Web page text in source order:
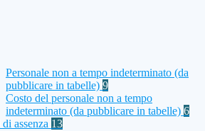
Personale non a tempo indeterminato (da
pubblicare in tabelle) 9
Costo del personale non a tempo
indeterminato (da pubblicare in tabelle) 6
di assenza 13